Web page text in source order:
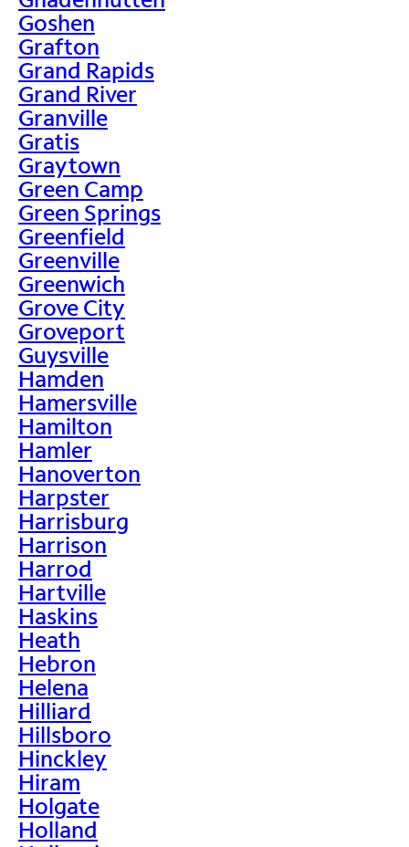
Goshen
Grafton
Grand Rapids
Grand River
Granville
Gratis
Graytown
Green Camp
Green Springs
Greenfield
Greenville
Greenwich
Grove City
Groveport
Guysville
Hamden
Hamersville
Hamilton
Hamler
Hanoverton
Harpster
Harrisburg
Harrison
Harrod
Hartville
Haskins
Heath
Hebron
Helena
Hilliard
Hillsboro
Hinckley
Hiram
Holgate
Holland